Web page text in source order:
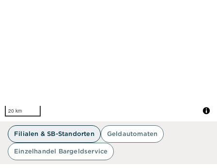
20 km
Filialen & SB-Standorten Geldautomaten
Einzelhandel Bargeldservice